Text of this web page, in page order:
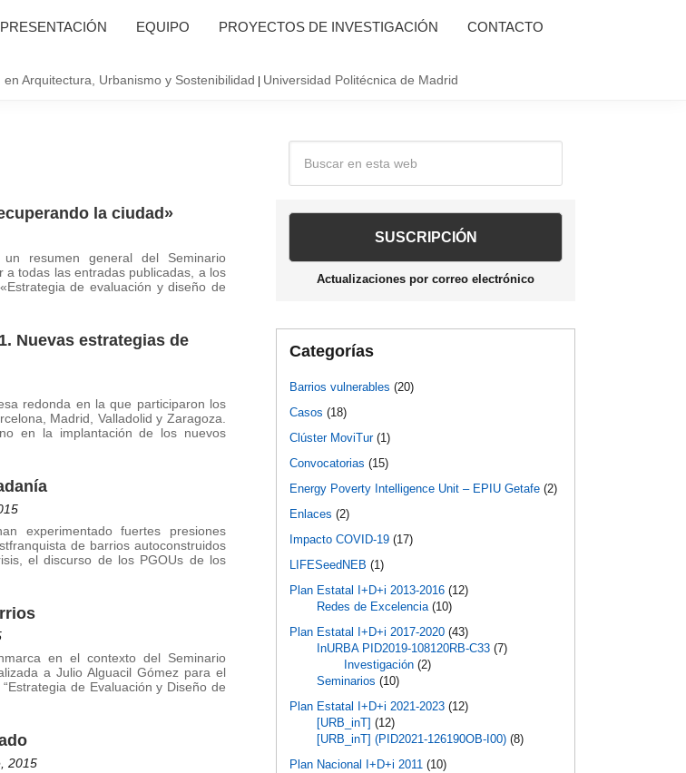
Arquitectura, Urbanismo y Sostenibilidad Universidad Politécnica de Madrid
PRESENTACIÓN EQUIPO PROYECTOS DE INVESTIGACIÓN CONTACTO
la ciudad»
resumen general del Seminario
a todas las entradas publicadas, a los
de evaluación y diseño de
Nuevas estrategias de
redonda en la que participaron los
Madrid, Valladolid y Zaragoza.
en la implantación de los nuevos
experimentado fuertes presiones
de barrios autoconstruidos
el discurso de los PGOUs de los
en el contexto del Seminario
a Julio Alguacil Gómez para el
de Evaluación y Diseño de
2015
Barra
lateral
principal
Actualizaciones por correo electrónico
Categorías
Barrios vulnerables (20)
Casos (18)
Clúster MoviTur(1)
Convocatorias (15)
Energy Poverty Intelligence Unit – EPIU Getafe (2)
Enlaces (2)
Impacto COVID-19 (17)
LIFESeedNEB (1)
Plan Estatal I+D+i 2013-2016 (12)
Redes de Excelencia(10)
Plan Estatal I+D+i 2017-2020 (43)
InURBA PID2019-108120RB-C33 (7)
Investigación (2)
Seminarios (10)
Plan Estatal I+D+i 2021-2023 (12)
[URB_inT] (12)
[URB_inT] (PID2021-126190OB-I00) (8)
Plan Nacional I+D+i 2011 (10)